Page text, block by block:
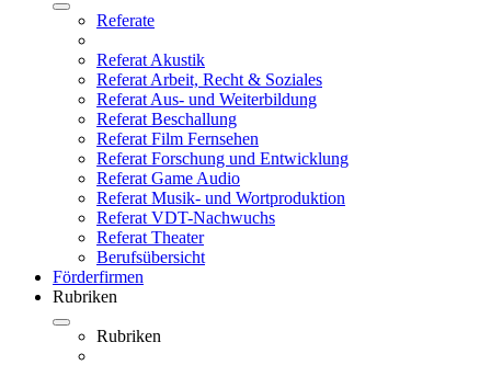
Referate
Referat Akustik
Referat Arbeit, Recht & Soziales
Referat Aus- und Weiterbildung
Referat Beschallung
Referat Film Fernsehen
Referat Forschung und Entwicklung
Referat Game Audio
Referat Musik- und Wortproduktion
Referat VDT-Nachwuchs
Referat Theater
Berufsübersicht
Förderfirmen
Rubriken
Rubriken